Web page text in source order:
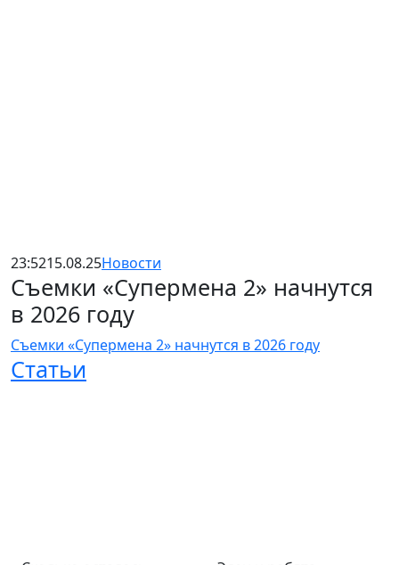
23:5215.08.25Новости
Съемки «Супермена 2» начнутся
в 2026 году
Съемки «Супермена 2» начнутся в 2026 году
Статьи